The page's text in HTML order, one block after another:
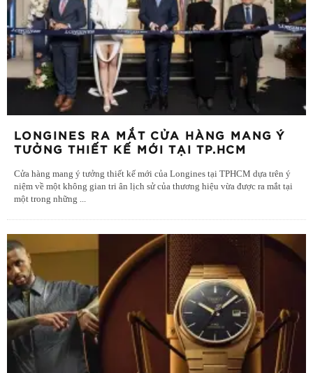
LONGINES RA MẮT CỬA HÀNG MANG Ý
TƯỞNG THIẾT KẾ MỚI TẠI TP.HCM
Cửa hàng mang ý tưởng thiết kế mới của Longines tại TPHCM dựa trên ý
niệm về một không gian tri ân lịch sử của thương hiệu vừa được ra mắt tại
một trong những ...